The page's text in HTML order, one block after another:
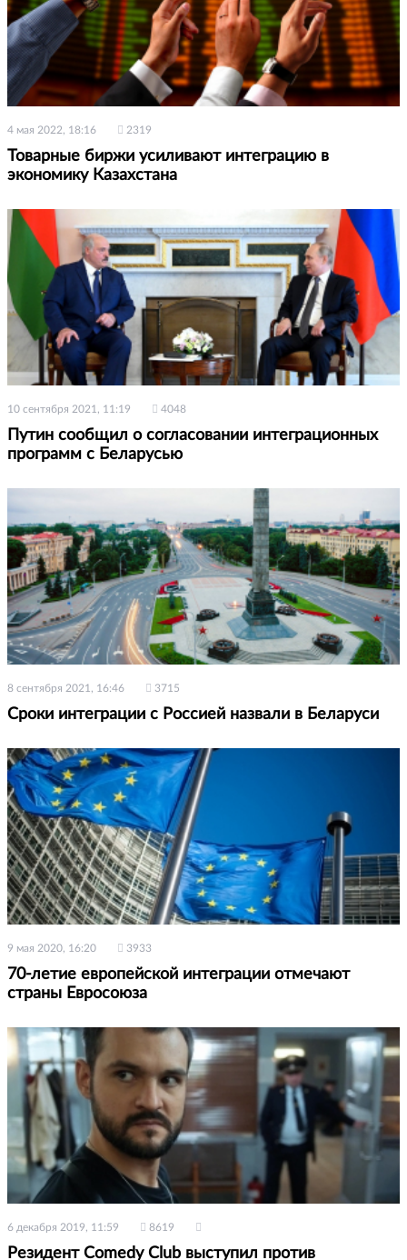
4 мая 2022, 18:16 2319
Товарные биржи усиливают интеграцию в
экономику Казахстана
10 сентября 2021, 11:19 4048
Путин сообщил о согласовании интеграционных
программ с Беларусью
8 сентября 2021, 16:46 3715
Сроки интеграции с Россией назвали в Беларуси
9 мая 2020, 16:20 3933
70-летие европейской интеграции отмечают
страны Евросоюза
6 декабря 2019, 11:59 8619
Резидент Comedy Club выступил против